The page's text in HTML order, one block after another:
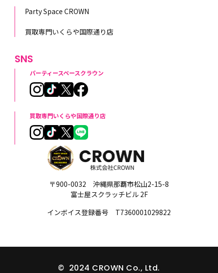
〒900-0032 沖縄県那覇市松山2-15-8
富士屋スクラッチビル 2F
インボイス登録番号 T7360001029822
Party Space CROWN
買取専門いくらや国際通り店
SNS
パーティースペースクラウン
買取専門いくらや国際通り店
© 2024 CROWN Co., Ltd.